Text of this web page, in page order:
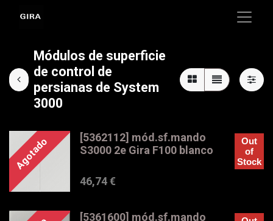
Módulos de superficie
de control de
persianas de System
3000
Agotado
[5362112] mód.sf.mando
S3000 2e Gira F100 blanco
46,74€
Out
of
Stock
[5361600] mód.sf.mando